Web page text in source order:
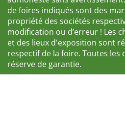
de foires indiqués sont des
propriété des sociétés
modification ou d’erreur ! Les
et des lieux d'exposition sont
respectif de la foire. Toutes les
réserve de garantie.